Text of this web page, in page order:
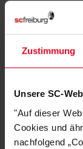
Zustimmung
Unsere SC-
"Auf dieser
Cookies und
nachfolgend